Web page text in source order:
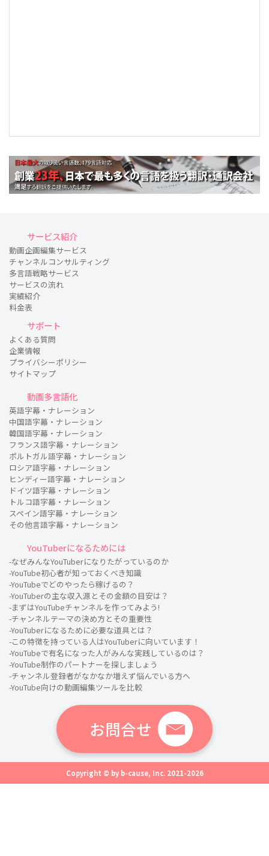
サービス紹介
動画企画編集サービス
チャンネルコンサルティング
多言語戦略サービス
サービスの流れ
実績紹介
料金表
サポート
よくある質問
企業情報
プライバシーポリシー
サイトマップ
動画多言語化
英語字幕・ナレーション
中国語字幕・ナレーション
韓国語字幕・ナレーション
フランス語字幕・ナレーション
ポルトガル語字幕・ナレーション
ロシア語字幕・ナレーション
ヒンディー語字幕・ナレーション
ドイツ語字幕・ナレーション
トルコ語字幕・ナレーション
スペイン語字幕・ナレーション
その他言語字幕・ナレーション
YouTuberになるためには
-なぜみんなYouTuberになりたがっているのか
-YouTube初心者が知っておくべき知識
-YouTubeでどのやったら稼げるの？
-YouTuberの主な収入源とその金額の目安は？
-まずはYouTubeチャンネルを作ってみよう!
-チャンネルテーマの決め方とその重要性
-YouTuberになるために必要な道具とは？
-この特徴を持っている人はYouTuberに向いています！
-YouTubeで有名になった人がみんな実践しているのは？
-YouTube制作のパートナーを探しましょう
-チャンネル登録者がなかなか増えず悩んでいる方へ
-YouTube向けの動画編集ツールを比較
お問合せ
Copyright © by b-cause, Inc. 2021-2026